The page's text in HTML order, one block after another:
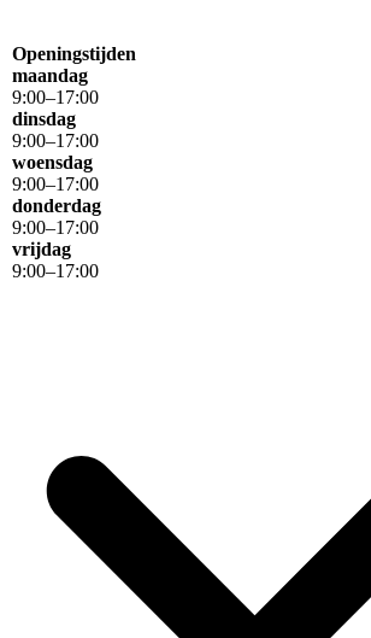
Openingstijden
maandag
9:00–17:00
dinsdag
9:00–17:00
woensdag
9:00–17:00
donderdag
9:00–17:00
vrijdag
9:00–17:00